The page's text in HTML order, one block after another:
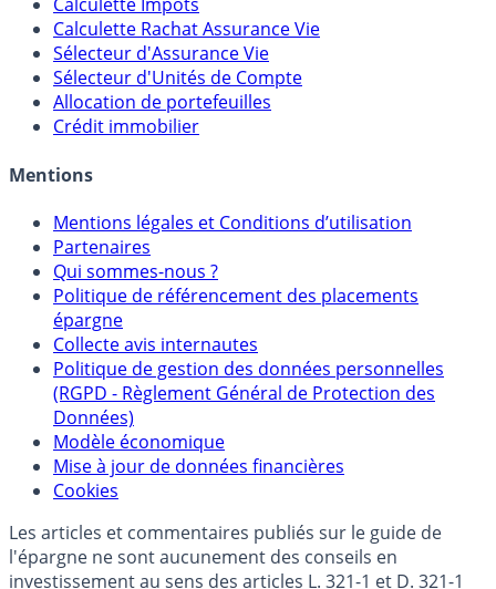
Calculateur d'intérêts
Calculette Impôts
Calculette Rachat Assurance Vie
Sélecteur d'Assurance Vie
Sélecteur d'Unités de Compte
Allocation de portefeuilles
Mentions légales et Conditions d’utilisation
Partenaires
Qui sommes-nous ?
Politique de référencement des placements
épargne
Collecte avis internautes
Politique de gestion des données personnelles
(RGPD - Règlement Général de Protection des
Données)
Modèle économique
Mise à jour de données financières
Cookies
Les articles et commentaires publiés sur le guide de